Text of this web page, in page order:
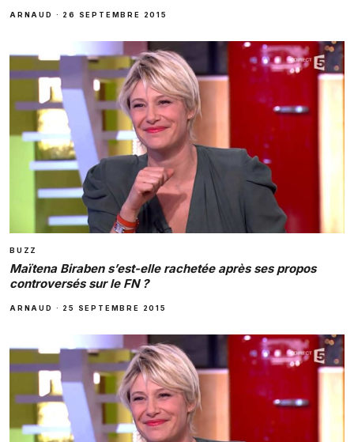
ARNAUD · 26 SEPTEMBRE 2015
BUZZ
Maïtena Biraben s’est-elle rachetée après ses propos
controversés sur le FN ?
ARNAUD · 25 SEPTEMBRE 2015